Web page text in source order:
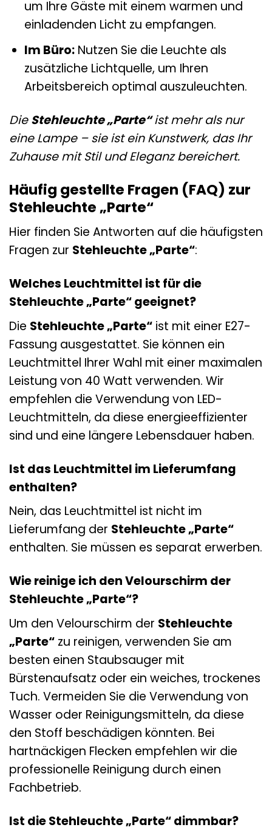
um Ihre Gäste mit einem warmen und
einladenden Licht zu empfangen.
Im Büro:Nutzen Sie die Leuchte als
zusätzliche Lichtquelle, um Ihren
Arbeitsbereich optimal auszuleuchten.
DieStehleuchte „Parte“ist mehr als nur
eine Lampe – sie ist ein Kunstwerk, das Ihr
Zuhause mit Stil und Eleganz bereichert.
Häufig gestellte Fragen (FAQ) zur
Stehleuchte „Parte“
Hier finden Sie Antworten auf die häufigsten
Fragen zur Stehleuchte „Parte“:
Welches Leuchtmittel ist für die
Stehleuchte „Parte“ geeignet?
Die Stehleuchte „Parte“ ist mit einer E27-
Fassung ausgestattet. Sie können ein
Leuchtmittel Ihrer Wahl mit einer maximalen
Leistung von 40 Watt verwenden. Wir
empfehlen die Verwendung von LED-
Leuchtmitteln, da diese energieeffizienter
sind und eine längere Lebensdauer haben.
Ist das Leuchtmittel im Lieferumfang
enthalten?
Nein, das Leuchtmittel ist nicht im
Lieferumfang der Stehleuchte „Parte“
enthalten. Sie müssen es separat erwerben.
Wie reinige ich den Velourschirm der
Stehleuchte „Parte“?
Um den Velourschirm der Stehleuchte
„Parte“ zu reinigen, verwenden Sie am
besten einen Staubsauger mit
Bürstenaufsatz oder ein weiches, trockenes
Tuch. Vermeiden Sie die Verwendung von
Wasser oder Reinigungsmitteln, da diese
den Stoff beschädigen könnten. Bei
hartnäckigen Flecken empfehlen wir die
professionelle Reinigung durch einen
Fachbetrieb.
Ist die Stehleuchte „Parte“ dimmbar?